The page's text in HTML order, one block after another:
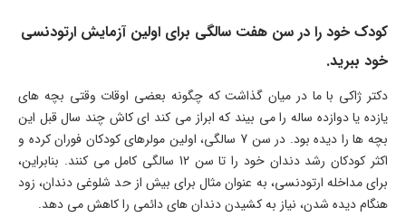
کودک خود را در سن هفت سالگی برای اولین آزمایش ارتودنسی
خود ببرید.
دکتر ژاكی با ما در میان گذاشت كه چگونه بعضی اوقات وقتی بچه های
یازده یا دوازده ساله را می بیند كه ابراز می كند ای كاش چند سال قبل این
بچه ها را دیده بود. در سن 7 سالگی، اولین مولرهای کودکان فوران کرده و
اکثر کودکان رشد دندان خود را تا سن 12 سالگی کامل می کنند. بنابراین،
برای مداخله ارتودنسی، به عنوان مثال برای بیش از حد شلوغی دندان، زود
هنگام دیده شدن، نیاز به کشیدن دندان های دائمی را کاهش می دهد.